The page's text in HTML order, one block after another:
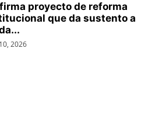
proyecto de reforma
que da sustento a
2026